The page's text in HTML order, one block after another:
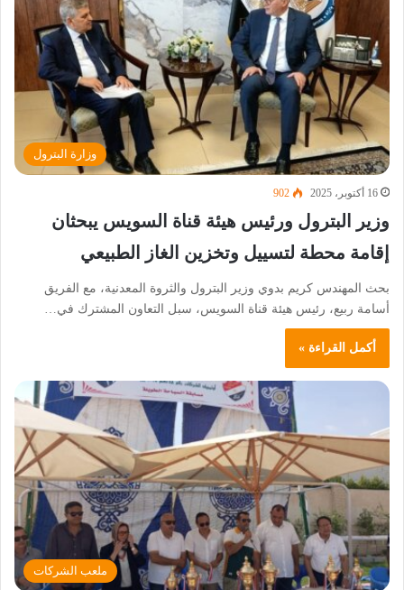
وزارة البترول
16 أكتوبر، 2025 902
وزير البترول ورئيس هيئة قناة السويس يبحثان
إقامة محطة لتسييل وتخزين الغاز الطبيعي
بحث المهندس كريم بدوي وزير البترول والثروة المعدنية، مع الفريق
أسامة ربيع، رئيس هيئة قناة السويس، سبل التعاون المشترك في…
أكمل القراءة »
ملعب الشركات